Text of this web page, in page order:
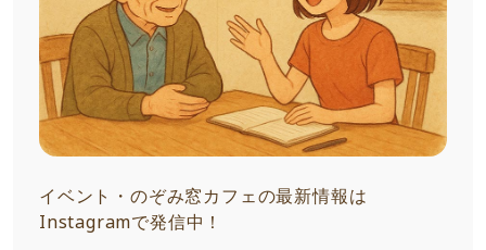
イベント・のぞみ窓カフェの最新情報は
Instagramで発信中！